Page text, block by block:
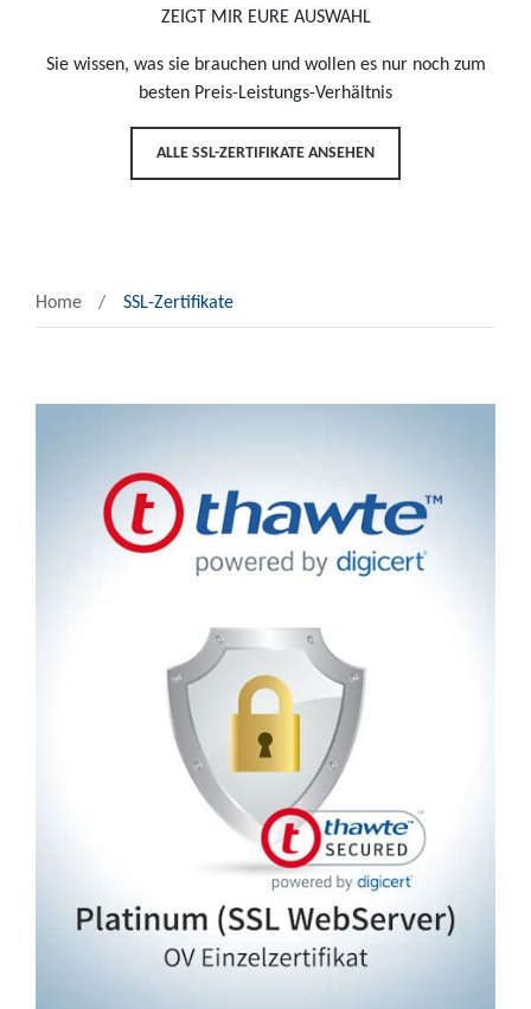
ZEIGT MIR EURE AUSWAHL
Sie wissen, was sie brauchen und wollen es nur noch zum
besten Preis-Leistungs-Verhältnis
ALLE SSL-ZERTIFIKATE ANSEHEN
Home SSL-Zertifikate